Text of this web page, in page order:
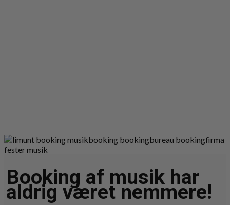
Booking af musik har
aldrig været nemmere!